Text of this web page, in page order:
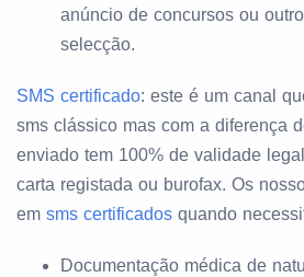
anúncio de concursos ou
selecção.
SMS certificado: este é um canal
sms clássico mas com a diferença
enviado tem 100% de validade
carta registada ou burofax. Os
em sms certificados quando
Documentação médica de